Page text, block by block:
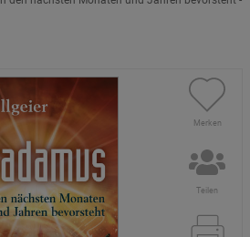
Merken
Teilen